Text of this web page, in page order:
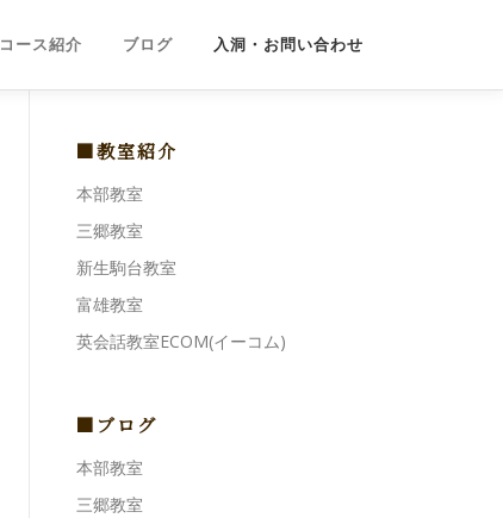
コース紹介 ブログ 入洞・お問い合わせ
■教室紹介
本部教室
三郷教室
新生駒台教室
富雄教室
英会話教室ECOM(イーコム)
■ブログ
本部教室
三郷教室